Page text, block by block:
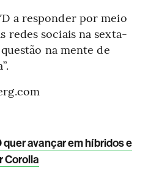
a responder por meio
redes sociais na sexta-
na mente de
avançar em híbridos e
Corolla